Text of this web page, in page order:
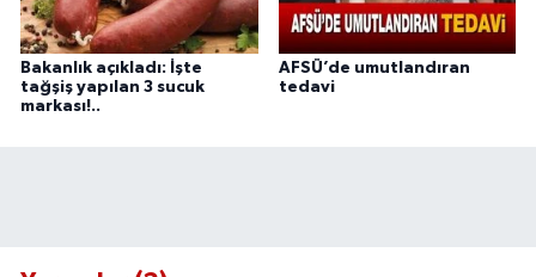
Bakanlık açıkladı: İşte
tağşiş yapılan 3 sucuk
markası!..
AFSÜ’de umutlandıran
tedavi